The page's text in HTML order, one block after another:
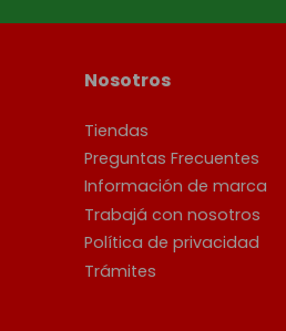
Nosotros
Tiendas
Preguntas Frecuentes
Información de marca
Trabajá con nosotros
Política de privacidad
Trámites